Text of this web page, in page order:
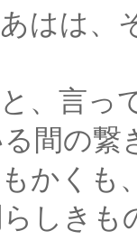
か、
、そ
間の繋
の嘆
しき